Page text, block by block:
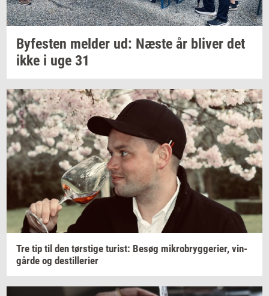
By­fe­sten mel­der ud: Næste år bli­ver det
ikke i uge 31
Tre tip til den tørsti­ge turist: Besøg mi­kro­bryg­ge­ri­er, vin­
går­de og destil­le­ri­er